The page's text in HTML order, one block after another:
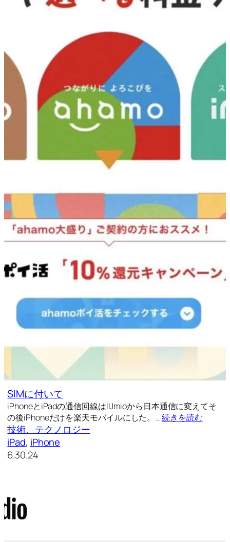
SIMに付いて
iPhoneとiPadの通信回線はIIJmioから日本通信に変えてそ
の後iPhoneだけを楽天モバイルにした。…続きを読む
技術、テクノロジー
iPad, iPhone
6.30.24